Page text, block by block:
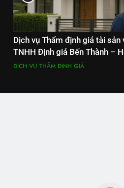
Dịch vụ Thẩm định giá tài sản
TNHH Định giá Bến Thành –
DỊCH VỤ THẨM ĐỊNH GIÁ